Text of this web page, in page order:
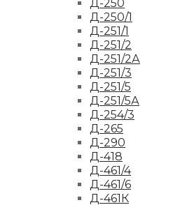
Д-250
Д-250/1
Д-251/1
Д-251/2
Д-251/2А
Д-251/3
Д-251/5
Д-251/5А
Д-254/3
Д-265
Д-290
Д-418
Д-461/4
Д-461/6
Д-461К